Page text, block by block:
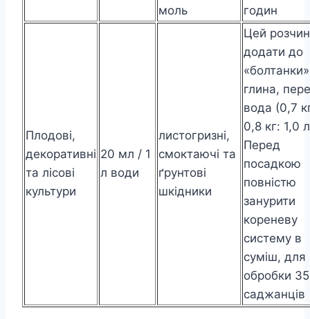
моль годин
Плодові,
декоративні
та лісові
культури
20 мл / 1
л води
листогризні,
смоктаючі та
ґрунтові
шкідники
Цей розчин
додати до
глина,
вода (0,7
0,8 кг: 1,0
Перед
посадкою
повністю
занурити
кореневу
систему в
суміш, для
обробки
саджанців